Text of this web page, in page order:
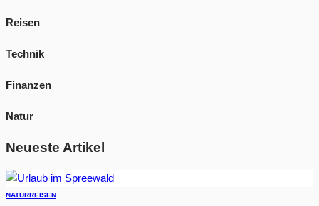
Reisen
Technik
Finanzen
Natur
Neueste Artikel
NATURREISEN